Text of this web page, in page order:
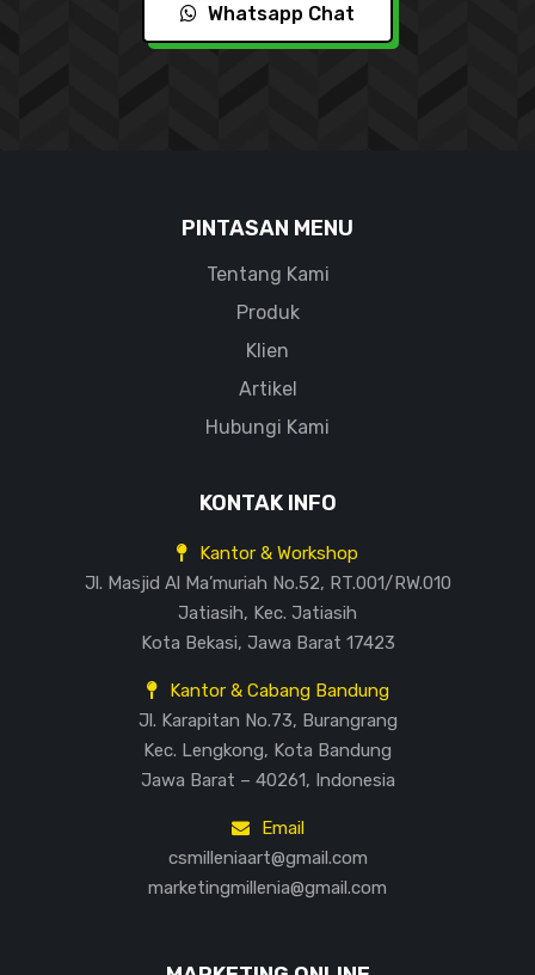
Whatsapp Chat
PINTASAN MENU
Tentang Kami
Produk
Klien
Artikel
Hubungi Kami
KONTAK INFO
Kantor & Workshop
Jl. Masjid Al Ma’muriah No.52, RT.001/RW.010
Jatiasih, Kec. Jatiasih
Kota Bekasi, Jawa Barat 17423
Kantor & Cabang Bandung
Jl. Karapitan No.73, Burangrang
Kec. Lengkong, Kota Bandung
Jawa Barat – 40261, Indonesia
Email
csmilleniaart@gmail.com
marketingmillenia@gmail.com